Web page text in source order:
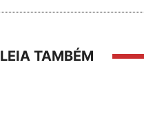
LEIA TAMBÉM